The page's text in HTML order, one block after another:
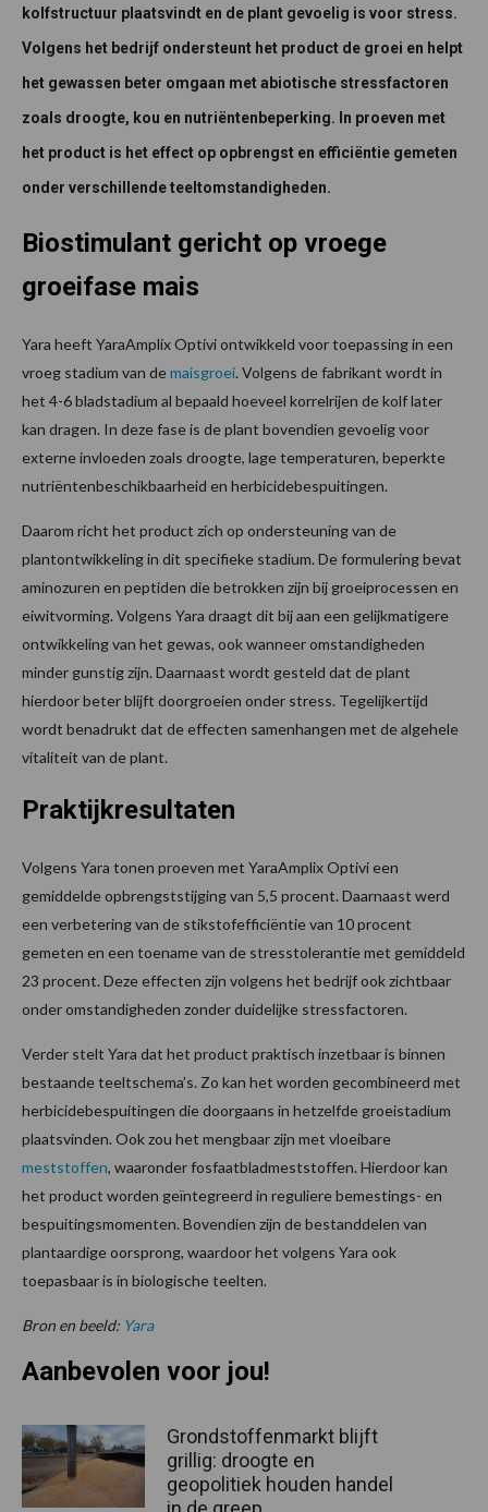
kolfstructuur plaatsvindt en de plant gevoelig is voor stress.
Volgens het bedrijf ondersteunt het product de groei en helpt
het gewassen beter omgaan met abiotische stressfactoren
zoals droogte, kou en nutriëntenbeperking. In proeven met
het product is het effect op opbrengst en efficiëntie gemeten
onder verschillende teeltomstandigheden.
Biostimulant gericht op vroege
groeifase mais
Yara heeft YaraAmplix Optivi ontwikkeld voor toepassing in een
vroeg stadium van demaisgroei. Volgens de fabrikant wordt in
het 4-6 bladstadium al bepaald hoeveel korrelrijen de kolf later
kan dragen. In deze fase is de plant bovendien gevoelig voor
externe invloeden zoals droogte, lage temperaturen, beperkte
nutriëntenbeschikbaarheid en herbicidebespuitingen.
Daarom richt het product zich op ondersteuning van de
plantontwikkeling in dit specifieke stadium. De formulering bevat
aminozuren en peptiden die betrokken zijn bij groeiprocessen en
eiwitvorming. Volgens Yara draagt dit bij aan een gelijkmatigere
ontwikkeling van het gewas, ook wanneer omstandigheden
minder gunstig zijn. Daarnaast wordt gesteld dat de plant
hierdoor beter blijft doorgroeien onder stress. Tegelijkertijd
wordt benadrukt dat de effecten samenhangen met de algehele
vitaliteit van de plant.
Praktijkresultaten
Volgens Yara tonen proeven met YaraAmplix Optivi een
gemiddelde opbrengststijging van 5,5 procent. Daarnaast werd
een verbetering van de stikstofefficiëntie van 10 procent
gemeten en een toename van de stresstolerantie met gemiddeld
23 procent. Deze effecten zijn volgens het bedrijf ook zichtbaar
onder omstandigheden zonder duidelijke stressfactoren.
Verder stelt Yara dat het product praktisch inzetbaar is binnen
bestaande teeltschema’s. Zo kan het worden gecombineerd met
herbicidebespuitingen die doorgaans in hetzelfde groeistadium
plaatsvinden. Ook zou het mengbaar zijn met vloeibare
meststoffen, waaronder fosfaatbladmeststoffen. Hierdoor kan
het product worden geïntegreerd in reguliere bemestings- en
bespuitingsmomenten. Bovendien zijn de bestanddelen van
plantaardige oorsprong, waardoor het volgens Yara ook
toepasbaar is in biologische teelten.
Bron en beeld: Yara
Aanbevolen voor jou!
Grondstoffenmarkt blijft
grillig: droogte en
geopolitiek houden handel